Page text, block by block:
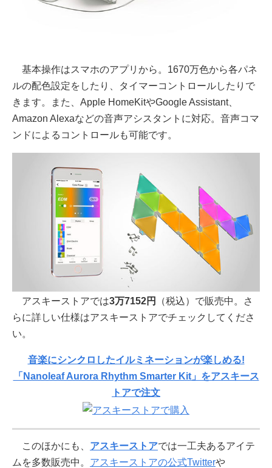
基本操作はスマホのアプリから。1670万色から各パネ
ルの配色設定をしたり、タイマーコントロールしたりで
きます。また、Apple HomeKitやGoogle Assistant、
Amazon Alexaなどの音声アシスタントに対応。音声コマ
ンドによるコントロールも可能です。
アスキーストアでは3万7152円
（税込）で販売中。さ
らに詳しい仕様はアスキーストアでチェックしてくださ
い。
音楽にシンクロしたイルミネーションが楽しめる!
「Nanoleaf Aurora Rhythm Smarter Kit」をアスキース
トアで注文
このほかにも、 アスキーストアでは一工夫あるアイテ
ムを多数販売中。 アスキーストアの公式Twitterや